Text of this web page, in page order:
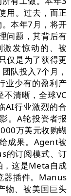
用。过去，而正
本年7月，将开
问题，其背后有
发惊动的、被
仅是为了获得更
队投入7个月，
业少有的盈利产
清晰，全球VC
AI行业激烈的合
。A轮投资者报
万美元收购蝴
成果。Agent被
的订阅模式、订
，这是Meta自成
器插件。Manus
、被美国巨头